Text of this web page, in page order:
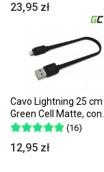
23,95 zł
Cavo Lightning 25 cm
Green Cell Matte, con..
(16)
12,95 zł